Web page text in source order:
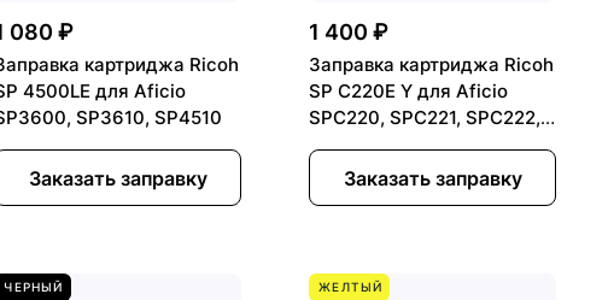
080 ₽
картриджа Ricoh
4500LE для Aficio
SP3610, SP4510
Заказать заправку
1 400 ₽
Заправка картриджа Ricoh
SP C220E Y для Aficio
SPC220, SPC221, SPC222,
SPC240
Заказать заправку
ЧЕРНЫЙ ЖЕЛТЫЙ